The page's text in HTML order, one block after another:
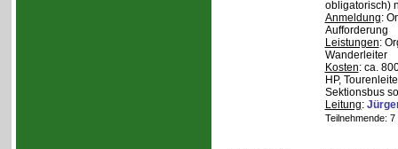
obligatorisch)
Anmeldung:
Aufforderung
Leistungen:
Wanderleiter
Kosten: ca.
HP,
Sektionsbus
Leitung:
Teilnehmende: